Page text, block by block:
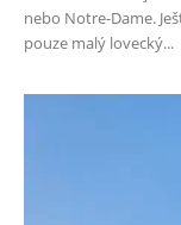
nebo Notre-Dame.
pouze malý lovecký...